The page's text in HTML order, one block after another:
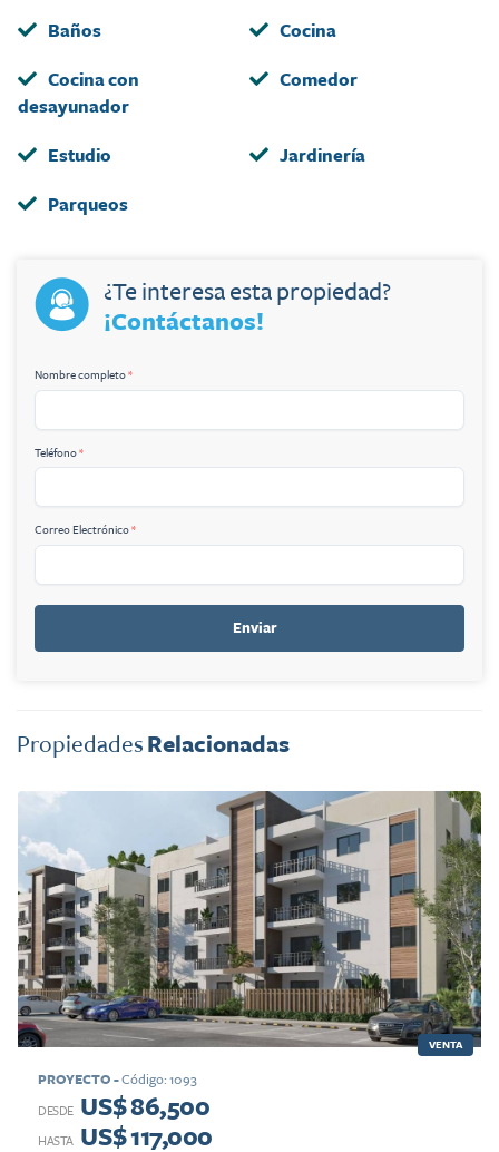
¿Te interesa esta propiedad?
¡Contáctanos!
Nombre completo*
Teléfono*
Correo Electrónico*
Enviar
Baños Cocina
Cocina con
desayunador
Comedor
Estudio Jardinería
Parqueos
Propiedades Relacionadas
VENTA
PROYECTO -Código: 1093
DESDE US$ 86,500
HASTA US$ 117,000